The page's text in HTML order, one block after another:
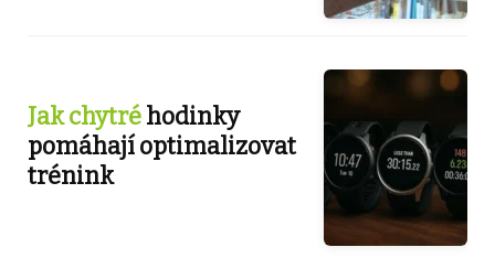
Jak chytréhodinky
pomáhají optimalizovat
trénink